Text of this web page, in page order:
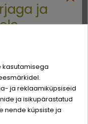
Mightie
kassidele -
€ 6,99 €
ja
väärite veel
kasutamisega
ja reklaamiküpsiseid
ja isikupärastatud
nende küpsiste ja